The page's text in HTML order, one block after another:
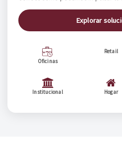
Explorar
Oficinas
Retail
Institucional Hogar